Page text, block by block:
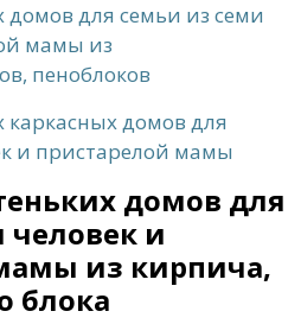
домов для семьи из семи
мамы из
пеноблоков
каркасных домов для
и пристарелой мамы
домов для
и
из кирпича,
блока